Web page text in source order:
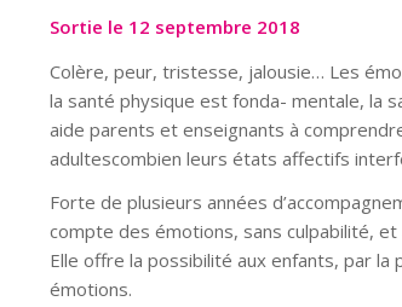
Sortie le 12 septembre 2018
Colère, peur, tristesse, jalousie… Les
la santé physique est fonda- mentale, la
aide parents et enseignants à
adultescombien leurs états affectifs
Forte de plusieurs années
compte des émotions, sans culpabilité,
Elle offre la possibilité aux enfants, par
émotions.